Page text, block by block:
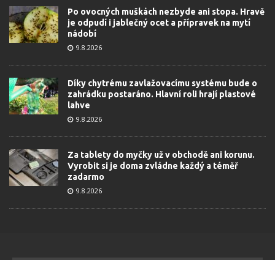
Po ovocných muškách nezbyde ani stopa. Hravě
je odpudí i jablečný ocet a přípravek na mytí
nádobí
9.8.2026
Díky chytrému zavlažovacímu systému bude o
zahrádku postaráno. Hlavní roli hrají plastové
lahve
9.8.2026
Za tablety do myčky už v obchodě ani korunu.
Vyrobit si je doma zvládne každý a téměř
zadarmo
9.8.2026